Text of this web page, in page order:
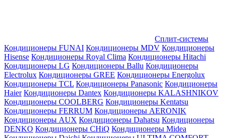
Сплит-системы
Кондиционеры FUNAI Кондиционеры MDV Кондиционеры
Hisense Кондиционеры Royal Clima Кондиционеры Hitachi
Кондиционеры LG Кондиционеры Ballu Кондиционеры
Electrolux Кондиционеры GREE Кондиционеры Energolux
Кондиционеры TCL Кондиционеры Panasonic Кондиционеры
Haier Кондиционеры Dantex Кондиционеры KALASHNIKOV
Кондиционеры СOOLBERG Кондиционеры Kentatsu
Кондиционеры FERRUM Кондиционеры AERONIK
Кондиционеры AUX Кондиционеры Dahatsu Кондиционеры
DENKO Кондиционеры CHiQ Кондиционеры Midea